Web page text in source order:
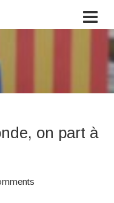
on part à